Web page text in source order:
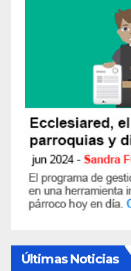
Últimas Noticias